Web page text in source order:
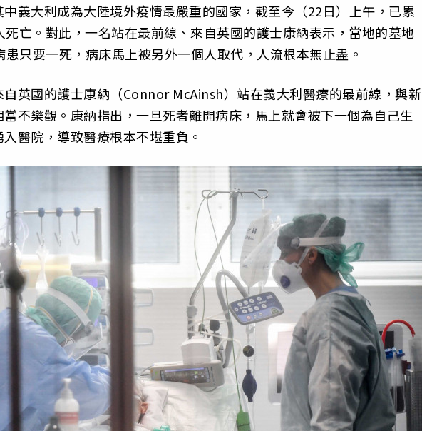
義大利成為大陸境外疫情最嚴重的國家，截至今（22日）上午，已累
亡。對此，一名站在最前線、來自英國的護士康納表示，當地的墓地
只要一死，病床馬上被另外一個人取代，人流根本無止盡。
英國的護士康納（Connor McAinsh）站在義大利醫療的最前線，與新
不樂觀。康納指出，一旦死者離開病床，馬上就會被下一個為自己生
醫院，導致醫療根本不堪重負。